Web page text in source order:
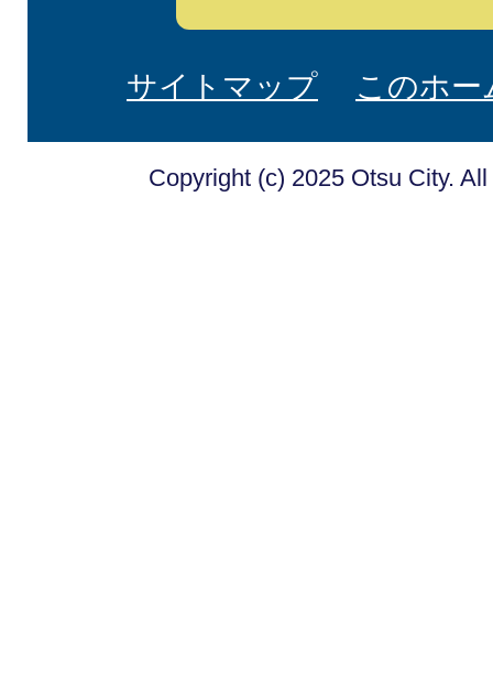
サイトマップ このホ
Copyright (c) 2025 Otsu City.